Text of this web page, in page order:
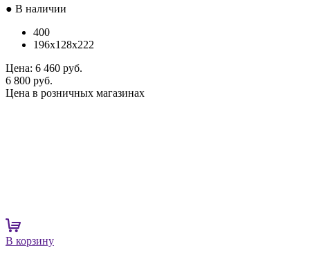
● В наличии
400
196x128x222
Цена: 6 460 руб.
6 800 руб.
Цена в розничных магазинах
В корзину